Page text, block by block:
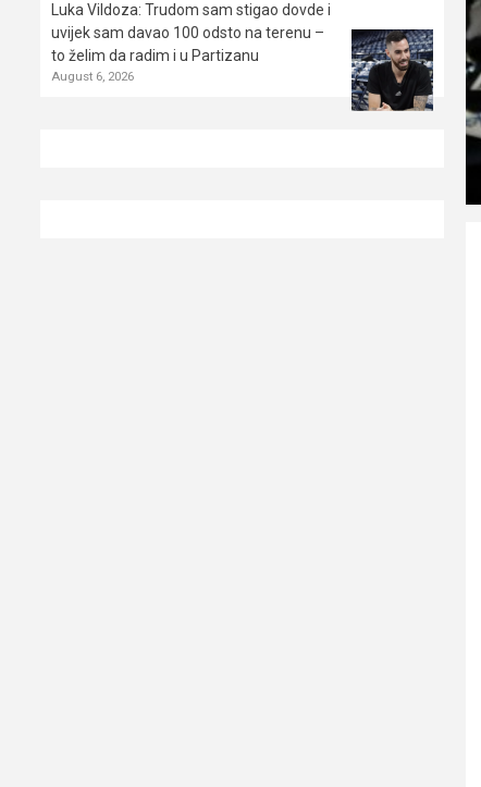
Luka Vildoza: Trudom sam stigao dovde i
uvijek sam davao 100 odsto na terenu –
to želim da radim i u Partizanu
August 6, 2026